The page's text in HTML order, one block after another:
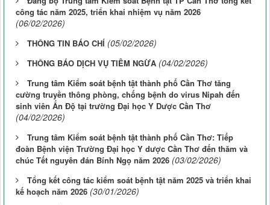
công tác năm 2025, triển khai nhiệm vụ năm 2026
(06/02/2026)
THÔNG TIN BÁO CHÍ (05/02/2026)
THÔNG BÁO DỊCH VỤ TIÊM NGỪA (04/02/2026)
Trung tâm Kiểm soát bệnh tật thành phố Cần Thơ tăng
cường truyền thông phòng, chống bệnh do virus Nipah đến
sinh viên Ấn Độ tại trường Đại học Y Dược Cần Thơ
(04/02/2026)
Trung tâm Kiểm soát bệnh tật thành phố Cần Thơ: Tiếp
đoàn Bệnh viện Trường Đại học Y dược Cần Thơ đến thăm và
chúc Tết nguyên đán Bính Ngọ năm 2026 (03/02/2026)
Tổng kết công tác kiểm soát bệnh tật năm 2025 và triển khai
kế hoạch năm 2026 (30/01/2026)